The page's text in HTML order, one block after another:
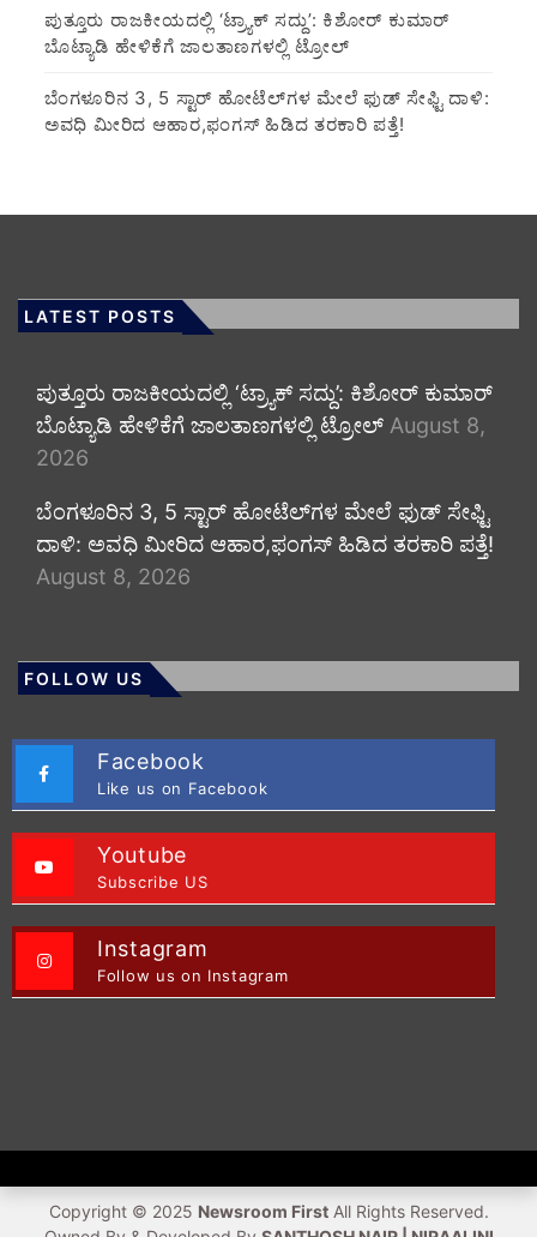
ಪುತ್ತೂರು ರಾಜಕೀಯದಲ್ಲಿ ‘ಟ್ರ್ಯಾಕ್ ಸದ್ದು’: ಕಿಶೋರ್ ಕುಮಾರ್
ಬೊಟ್ಯಾಡಿ ಹೇಳಿಕೆಗೆ ಜಾಲತಾಣಗಳಲ್ಲಿ ಟ್ರೋಲ್
​ಬೆಂಗಳೂರಿನ 3, 5 ಸ್ಟಾರ್ ಹೋಟೆಲ್‌ಗಳ ಮೇಲೆ ಫುಡ್ ಸೇಫ್ಟಿ ದಾಳಿ:
ಅವಧಿ ಮೀರಿದ ಆಹಾರ,ಫಂಗಸ್ ಹಿಡಿದ ತರಕಾರಿ ಪತ್ತೆ!
LATEST POSTS
ಪುತ್ತೂರು ರಾಜಕೀಯದಲ್ಲಿ ‘ಟ್ರ್ಯಾಕ್ ಸದ್ದು’: ಕಿಶೋರ್ ಕುಮಾರ್
ಬೊಟ್ಯಾಡಿ ಹೇಳಿಕೆಗೆ ಜಾಲತಾಣಗಳಲ್ಲಿ ಟ್ರೋಲ್ August 8,
2026
​ಬೆಂಗಳೂರಿನ 3, 5 ಸ್ಟಾರ್ ಹೋಟೆಲ್‌ಗಳ ಮೇಲೆ ಫುಡ್ ಸೇಫ್ಟಿ
ದಾಳಿ: ಅವಧಿ ಮೀರಿದ ಆಹಾರ,ಫಂಗಸ್ ಹಿಡಿದ ತರಕಾರಿ ಪತ್ತೆ!
August 8, 2026
FOLLOW US
Facebook
Like us on Facebook
Youtube
Subscribe US
Instagram
Follow us on Instagram
Copyright © 2025 Newsroom FirstAll Rights Reserved.